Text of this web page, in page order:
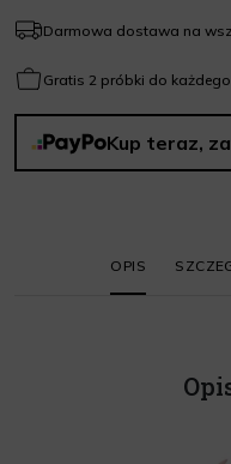
Darmowa dostawa na
Gratis 2 próbki do
Kup teraz,
OPIS